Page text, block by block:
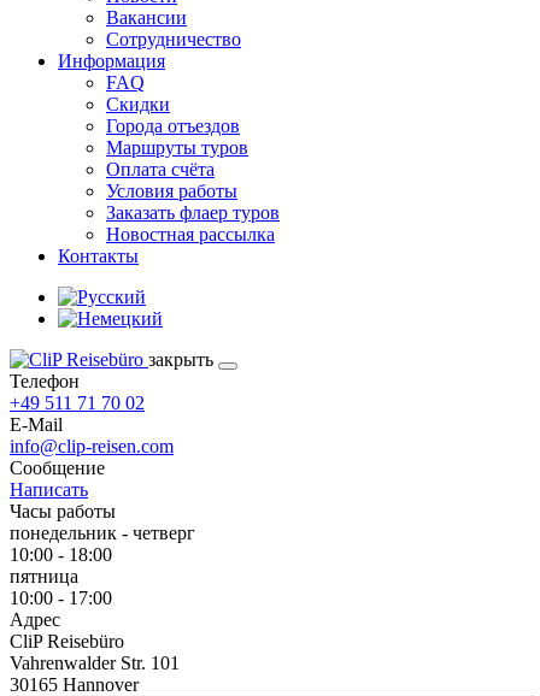
Вакансии
Сотрудничество
Информация
FAQ
Скидки
Города отъездов
Маршруты туров
Оплата счёта
Условия работы
Заказать флаер туров
Новостная рассылка
Контакты
закрыть
Телефон
+49 511 71 70 02
E-Mail
info@clip-reisen.com
Сообщение
Написать
Часы работы
понедельник - четверг
10:00 - 18:00
пятница
10:00 - 17:00
Адрес
CliP Reisebüro
Vahrenwalder Str. 101
30165 Hannover